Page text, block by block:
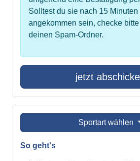
Solltest du sie nach 15 Minuten
angekommen sein, checke
deinen Spam-Ordner.
jetzt
Sportart wählen
So geht's